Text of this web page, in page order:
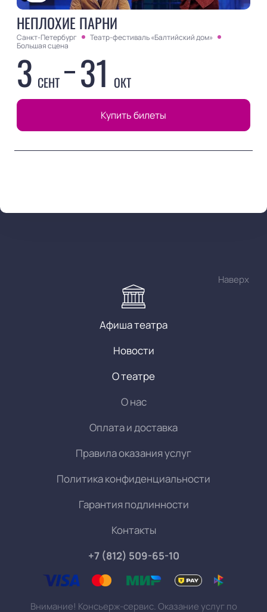
НЕПЛОХИЕ ПАРНИ
Санкт-Петербург
Театр-фестиваль «Балтийский дом»
Большая сцена
3 СЕНТ 31 ОКТ
Купить билеты
Наверх
Афиша театра
Новости
О театре
О нас
Оплата и доставка
Правила оказания услуг
Политика конфиденциальности
Гарантия подлинности
Контакты
+7 (812) 509-65-10
Внимание! Консьерж-сервис. Оказание услуг по